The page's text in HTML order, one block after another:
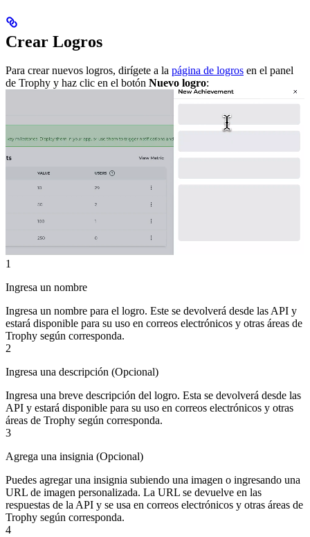
Crear Logros
Para crear nuevos logros, dirígete a la página de logros en el panel
de Trophy y haz clic en el botón Nuevo logro:
1
Ingresa un nombre
Ingresa un nombre para el logro. Este se devolverá desde las API y
estará disponible para su uso en correos electrónicos y otras áreas de
Trophy según corresponda.
2
Ingresa una descripción (Opcional)
Ingresa una breve descripción del logro. Esta se devolverá desde las
API y estará disponible para su uso en correos electrónicos y otras
áreas de Trophy según corresponda.
3
Agrega una insignia (Opcional)
Puedes agregar una insignia subiendo una imagen o ingresando una
URL de imagen personalizada. La URL se devuelve en las
respuestas de la API y se usa en correos electrónicos y otras áreas de
Trophy según corresponda.
4